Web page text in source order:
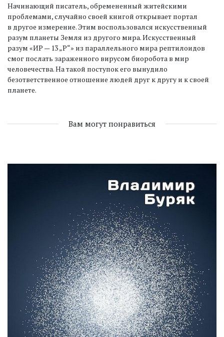
Начинающий писатель, обремененный житейскими
проблемами, случайно своей книгой открывает портал
в другое измерение. Этим воспользовался искусственный
разум планеты Земля из другого мира. Искусственный
разум «ИР — 13 „Р“» из параллельного мира рептилоидов
смог послать зараженного вирусом биоробота в мир
человечества. На такой поступок его вынудило
безответственное отношение людей друг к другу и к своей
планете.
Вам могут понравиться